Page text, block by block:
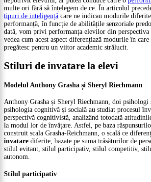
multe ori fără să înțelegem de ce. În articolul
tipuri de inteligență care ne indicau modurile
performanță, în funcție de abilitățile senzoriale
dată, vom privi performanța elevilor din
vedea cum acest aspect diferențiază modurile în
pregătesc pentru un viitor academic strălucit.
Stiluri de invatare la elevi
Modelul Anthony Grasha și Sheryl Riechmann
Anthony Grasha și Sheryl Riechmann, doi psihologi
psihologia cognitivă și socială au studiat procesul
perspectivă cognitivistă, analizând totodată
la modul lor de învățare. Astfel, pe baza
construit scala Grasha-Reichmann, o scală ce
invatare diferite, bazate pe suma trăsăturilor de
stilul evitant, stilul participativ, stilul competitiv,
autonom.
Stilul participativ